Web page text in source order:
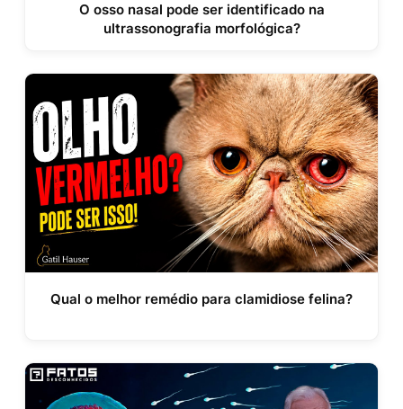
O osso nasal pode ser identificado na
ultrassonografia morfológica?
Qual o melhor remédio para clamidiose felina?